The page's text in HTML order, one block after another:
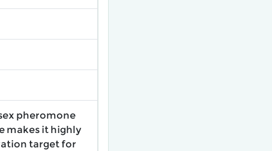
pheromone
makes it highly
target for